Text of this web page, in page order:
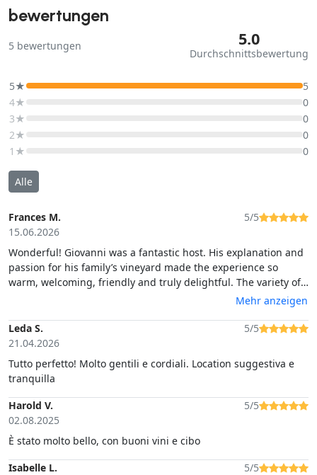
bewertungen
5 bewertungen 5.0
Durchschnittsbewertung
5★
5
4★
0
3★
0
2★
0
1★
0
Alle
Frances M.
15.06.2026
5/5
Wonderful! Giovanni was a fantastic host. His explanation and
passion for his family’s vineyard made the experience so
warm, welcoming, friendly and truly delightful. The variety of
his wines were all very good. It was over and beyond what our
gracious as well, also contributing to our overall experience. A
bit longer than two hours, but so worth it!! Highly recommend
Mehr anzeigen
Leda S.
21.04.2026
5/5
Tutto perfetto! Molto gentili e cordiali. Location suggestiva e
tranquilla
Harold V.
02.08.2025
5/5
È stato molto bello, con buoni vini e cibo
Isabelle L.
5/5